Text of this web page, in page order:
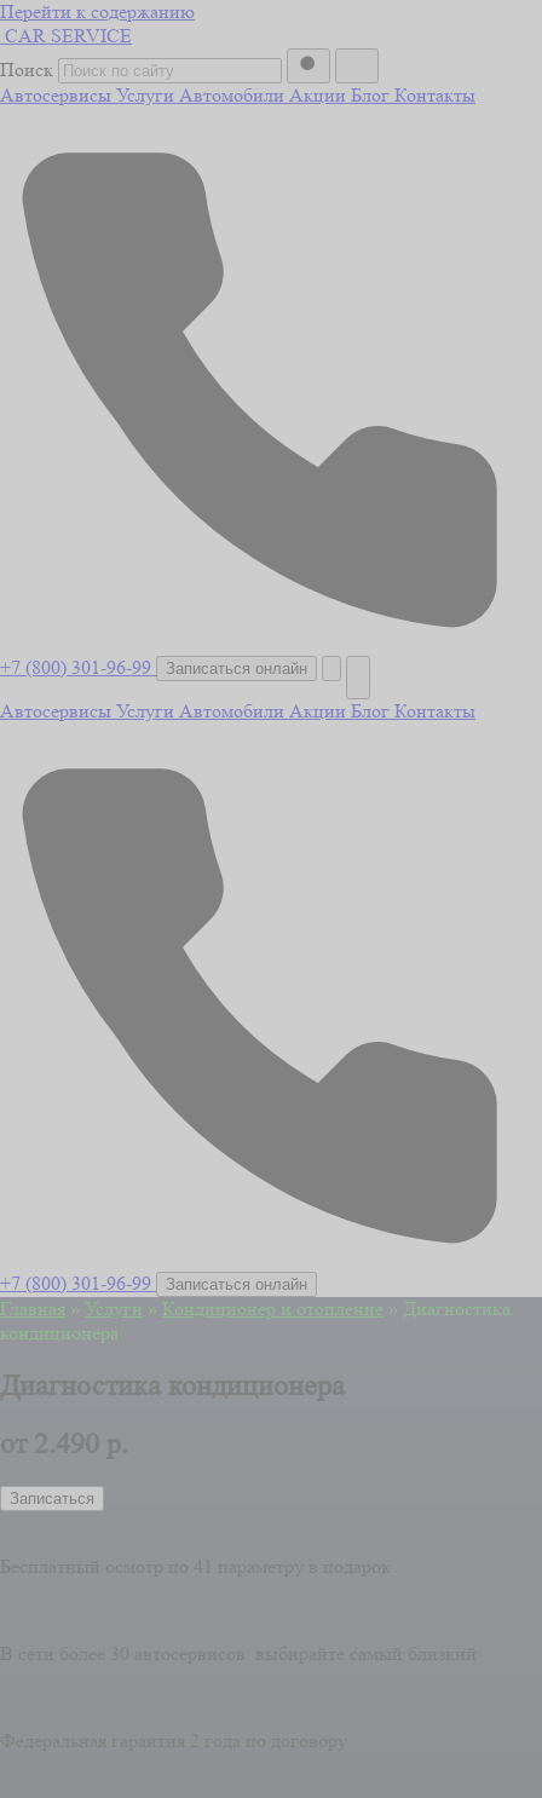
Перейти к содержанию
CAR SERVICE
Поиск
Автосервисы Услуги Автомобили Акции Блог Контакты
+7 (800) 301-96-99 Записаться онлайн
Автосервисы Услуги Автомобили Акции Блог Контакты
+7 (800) 301-96-99 Записаться онлайн
Главная » Услуги » Кондиционер и отопление » Диагностика
кондиционера
Диагностика кондиционера
от 2.490 р.
Записаться